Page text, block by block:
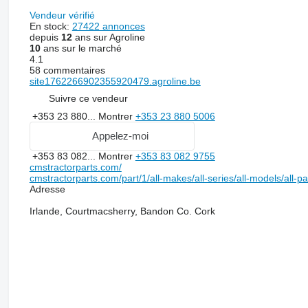
Vendeur vérifié
En stock: 27422 annonces
depuis 12ans sur Agroline
10ans sur le marché
4.1
58 commentaires
site1762266902355920479.agroline.be
Suivre ce vendeur
+353 23 880... Montrer +353 23 880 5006
Appelez-moi
+353 83 082... Montrer +353 83 082 9755
cmstractorparts.com/
cmstractorparts.com/part/1/all-makes/all-series/all-models/all-
Adresse
Irlande, Courtmacsherry, Bandon Co. Cork